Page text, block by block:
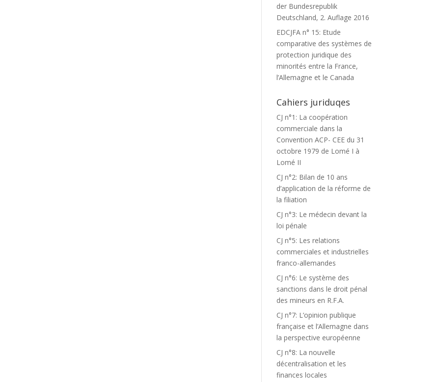
der Bundesrepublik
Deutschland, 2. Auflage 2016
EDCJFA n° 15: Etude
comparative des systèmes de
protection juridique des
minorités entre la France,
l’Allemagne et le Canada
Cahiers juriduqes
CJ n°1: La coopération
commerciale dans la
Convention ACP- CEE du 31
octobre 1979 de Lomé I à
Lomé II
CJ n°2: Bilan de 10 ans
d’application de la réforme de
la filiation
CJ n°3: Le médecin devant la
loi pénale
CJ n°5: Les relations
commerciales et industrielles
franco-allemandes
CJ n°6: Le système des
sanctions dans le droit pénal
des mineurs en R.F.A.
CJ n°7: L’opinion publique
française et l’Allemagne dans
la perspective européenne
CJ n°8: La nouvelle
décentralisation et les
finances locales